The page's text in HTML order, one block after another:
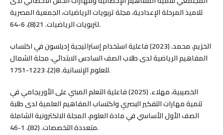
تلاميذ المرحلة الإعدادية، مجلة تربويات الرياضيات، الجمعية المصرية
لتربويات الرياضيات. 21(8)، 6-64.
الخزيم، محمد. (2023) فاعلية استخدام إستراتيجية إديلسون في اكتساب
المفاهيم الرياضية لدى طلاب الصف السادس الابتدائي، مجلة الشمال
للعلوم الإنسانية. 8(2)، 1223-1751.
الخصيبية، مهلاء. (2025) فاعلية التعلم المبني على الأوريجامي في
تنمية مهارات التفكير البصري واكتساب المفاهيم العلمية لدى طلبة
الصف الأول الأساسي في مادة العلوم، المجلة الالكترونية الشاملة
متعددة التخصصات. (82)، 1-46.